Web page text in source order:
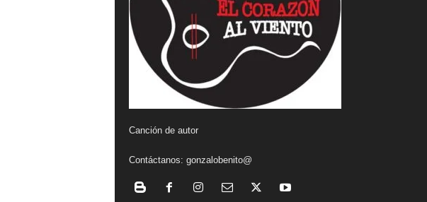
n
o
Canción de autor
Contáctanos: gonzalobenito@